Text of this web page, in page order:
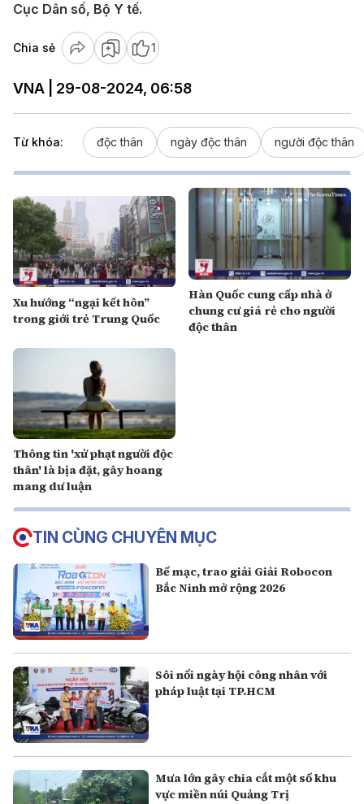
Cục Dân số, Bộ Y tế.
Chia sẻ 1
VNA | 29-08-2024, 06:58
Từ khóa: độc thân ngày độc thân người độc thân
Xu hướng “ngại kết hôn”
trong giới trẻ Trung Quốc
Hàn Quốc cung cấp nhà ở
chung cư giá rẻ cho người
độc thân
Thông tin 'xử phạt người độc
thân' là bịa đặt, gây hoang
mang dư luận
TIN CÙNG CHUYÊN MỤC
Bế mạc, trao giải Giải Robocon
Bắc Ninh mở rộng 2026
Sôi nổi ngày hội công nhân với
pháp luật tại TP.HCM
Mưa lớn gây chia cắt một số khu
vực miền núi Quảng Trị